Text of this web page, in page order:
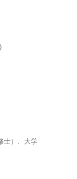
士）、大学